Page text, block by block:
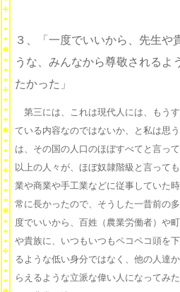
３、「一度でいいから、先生や
うな、みんなから尊敬されるよ
たかった」
第三には、これは現代人には、もう
ている内容なのではないか、と私は思
は、その国の人口のほぼすべてと言っ
以上の人々が、ほぼ奴隷階級と言って
業や商業や手工業などに従事していた
常に長かったので、そうした一昔前の
度でいいから、百姓（農業労働者）や
や貴族に、いつもいつもペコペコ頭を
るような低い身分ではなく、他の人達
らえるような立派な偉い人になってみ